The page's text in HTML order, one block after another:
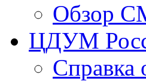
Обзор
ЦДУМ